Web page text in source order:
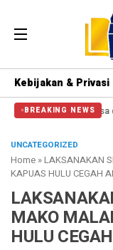
Kebijakan & Privasi
BREAKING NEWS
Massa di Patung
UNCATEGORIZED
Home »LAKSANAKAN
KAPUAS HULU CEGAH
MAKO
HULU